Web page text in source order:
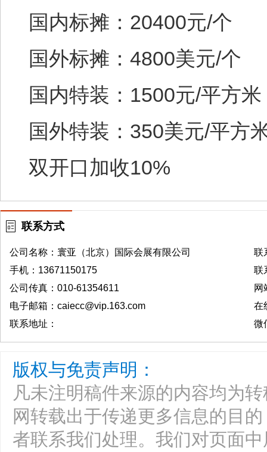
国内标摊：20400元/个
国外标摊：4800美元/个
国内特装：1500元/平方米
国外特装：350美元/平方
双开口加收10%
联系方式
公司名称：寰亚（北京）国际会展有限公司
联
手机：13671150175
联
公司传真：010-61354611
网
电子邮箱：caiecc@vip.163.com
在
联系地址：
微
版权与免责声明：
凡未注明稿件来源的内容均为
网转载出于传递更多信息的目
者联系我们处理。我们对页面